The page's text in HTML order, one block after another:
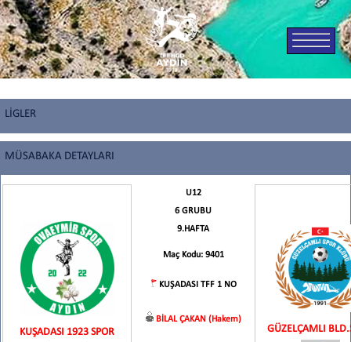
LİGLER
MÜSABAKA DETAYLARI
KUŞADASI 1923 SPOR
U12
6 GRUBU
9.HAFTA
Maç Kodu: 9401
KUŞADASI TFF 1 NO
BİLAL ÇAKAN (Hakem)
GÜZELÇAMLI